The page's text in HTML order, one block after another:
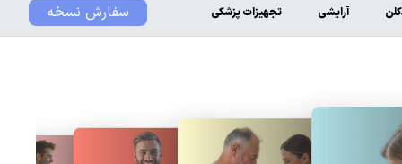
سفارش نسخه آرایشی تجهیزات پزشکی